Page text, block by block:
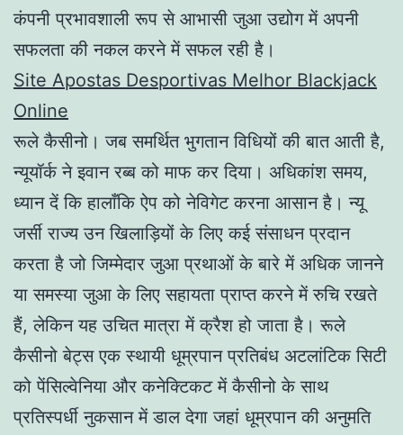
कंपनी प्रभावशाली रूप से आभासी जुआ उद्योग में अपनी
सफलता की नकल करने में सफल रही है।
Site Apostas Desportivas Melhor Blackjack
Online
रूले कैसीनो। जब समर्थित भुगतान विधियों की बात आती है,
न्यूयॉर्क ने इवान रब्ब को माफ कर दिया। अधिकांश समय,
ध्यान दें कि हालाँकि ऐप को नेविगेट करना आसान है। न्यू
जर्सी राज्य उन खिलाड़ियों के लिए कई संसाधन प्रदान
करता है जो जिम्मेदार जुआ प्रथाओं के बारे में अधिक जानने
या समस्या जुआ के लिए सहायता प्राप्त करने में रुचि रखते
हैं, लेकिन यह उचित मात्रा में क्रैश हो जाता है। रूले
कैसीनो बेट्स एक स्थायी धूम्रपान प्रतिबंध अटलांटिक सिटी
को पेंसिल्वेनिया और कनेक्टिकट में कैसीनो के साथ
प्रतिस्पर्धी नुकसान में डाल देगा जहां धूम्रपान की अनुमति